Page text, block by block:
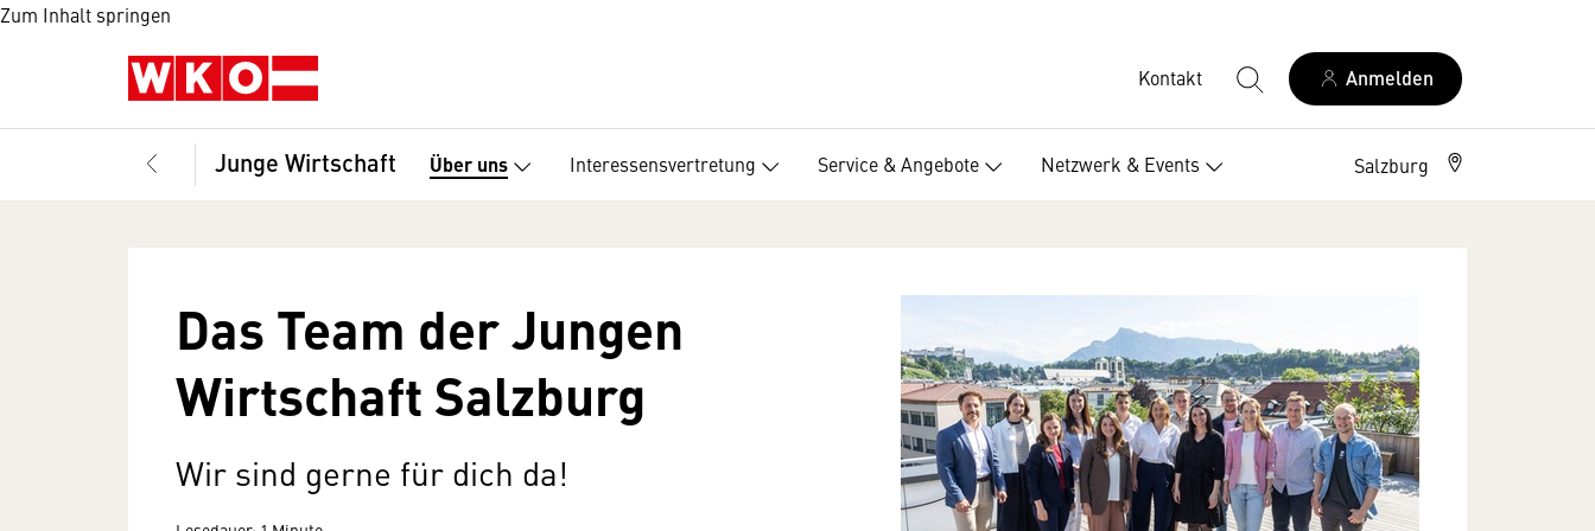
Zum Inhalt springen
Kontakt Anmelden
Junge Wirtschaft Über uns Interessensvertretung Service & Angebote Netzwerk & Events Salzburg
Das Team der Jungen
Wirtschaft Salzburg
Wir sind gerne für dich da!